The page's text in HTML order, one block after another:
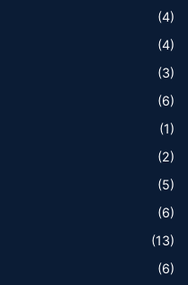
(4)
(4)
(3)
(6)
(1)
(2)
(5)
(6)
(13)
(6)